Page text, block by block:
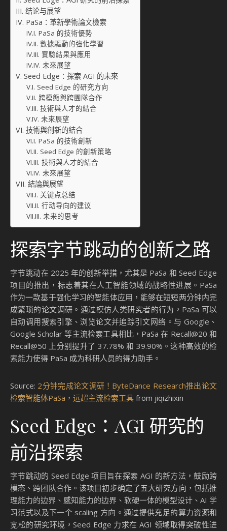
结论与展望
PaSa：革新學術論文檢索
PaSa 的技術優勢
數據驅動的強化學習
實驗結果與應用
未來展望
Seed Edge：探索 AGI 的未來
Seed Edge 的研究方向
跨模態與跨團隊合作
技術與人才的結合
未來展望
技術與創新的結合
PaSa 的技術創新
Seed Edge 的創新策略
技術與人才的結合
未來展望
結論與展望
关键点总结
行动导向的建议
未来的思考
探索字节跳动的创新之路
字节跳动在 2025 年的创新举措，尤其是 PaSa 和 Seed Edge
项目的推出，标志着其在人工智能领域的战略性进展。PaSa
作为一款基于强化学习的智能体应用，能够在短短两分钟内完
成繁琐的论文调研。通过模仿人类研究者的行为，PaSa 可以
自动调用搜索引擎、浏览论文并追踪引文网络。与 Google、
Google Scholar 等主流检索工具相比，PaSa 在 Recall@20 和
Recall@50 上分别提升了 37.78% 和 39.90%。这种高效的检
索能力使得 PaSa 成为科研人员的得力助手。
Source: 2分钟完成论文调研！ByteDance Research推出论文
检索智能体PaSa，远超主流检索工具 from jiqizhixin
Seed Edge：AGI 研究的
前沿探索
字节跳动的 Seed Edge 项目旨在探索 AGI 的新方法，鼓励跨
模态、跨团队合作。该项目初步确定了五大研究方向，包括推
理能力的边界、感知能力的边界、软硬一体的模型设计、AI 学
习范式以及下一个 scaling 方向。通过提供充足的算力资源和
宽松的研究环境，Seed Edge 力求在 AGI 领域取得突破性进